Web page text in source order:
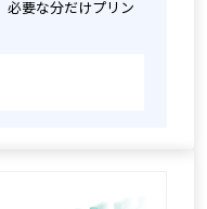
要な分だけプリン